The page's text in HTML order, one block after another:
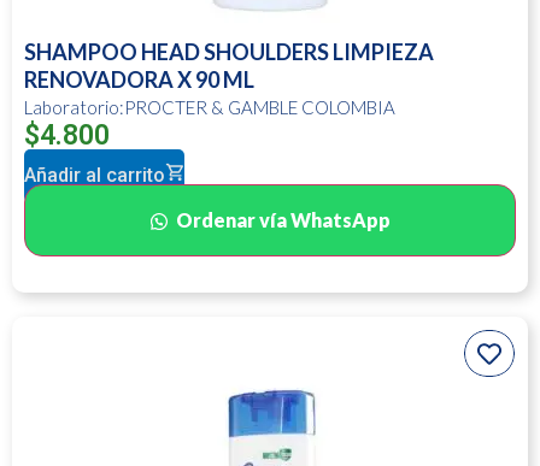
SHAMPOO HEAD SHOULDERS LIMPIEZA
RENOVADORA X 90 ML
Laboratorio:PROCTER & GAMBLE COLOMBIA
$4.800
Añadir al carrito
Ordenar vía WhatsApp